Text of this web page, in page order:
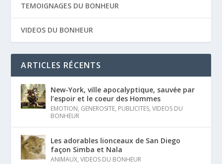
TEMOIGNAGES DU BONHEUR
VIDEOS DU BONHEUR
ARTICLES RÉCENTS
New-York, ville apocalyptique, sauvée par
l’espoir et le coeur des Hommes
EMOTION, GENEROSITE, PUBLICITES,VIDEOS DU
BONHEUR
Les adorables lionceaux de San Diego
façon Simba et Nala
ANIMAUX,VIDEOS DU BONHEUR